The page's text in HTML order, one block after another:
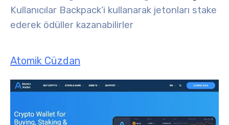
Kullanıcılar Backpack’i kullanarak jetonları stake
ederek ödüller kazanabilirler
Atomik Cüzdan